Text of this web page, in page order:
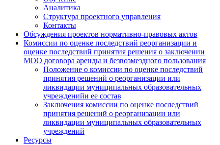
Аналитика
Структура проектного управления
Контакты
Обсуждения проектов нормативно-правовых актов
Комиссии по оценке последствий реорганизации и
оценке последствий принятия решения о заключении
МОО договора аренды и безвозмездного пользования
Положение о комиссии по оценке последствий
принятия решений о реорганизации или
ликвидации муниципальных образовательных
учрежденийи ее состав
Заключения комиссии по оценке последствий
принятия решений о реорганизации или
ликвидации муниципальных образовательных
учреждений
Ресурсы